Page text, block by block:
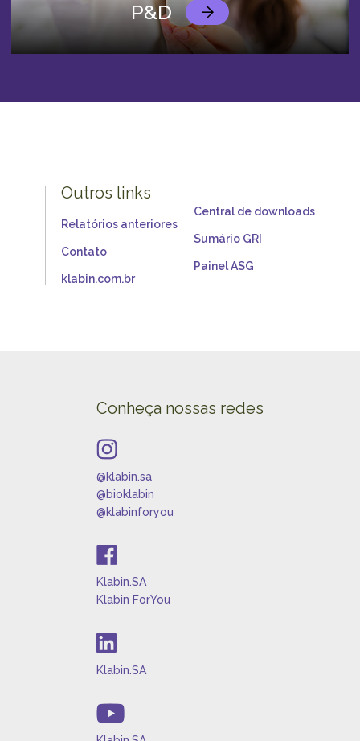
P&D
Outros links
Relatórios anteriores
Contato
klabin.com.br
Central de downloads
Sumário GRI
Painel ASG
Conheça nossas redes
@klabin.sa
@bioklabin
@klabinforyou
Klabin.SA
Klabin ForYou
Klabin.SA